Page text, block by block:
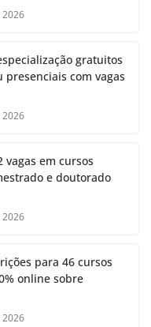
2026
gratuitos
presenciais com vagas
2026
vagas em cursos
e doutorado
2026
para 46 cursos
online sobre
2026